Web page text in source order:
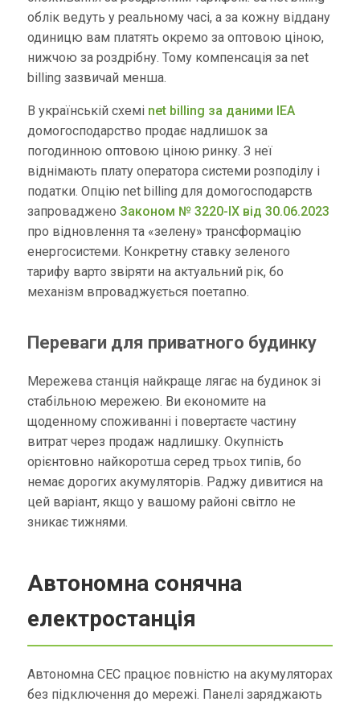
облік ведуть у реальному часі, а за кожну віддану
одиницю вам платять окремо за оптовою ціною,
нижчою за роздрібну. Тому компенсація за net
billing зазвичай менша.
В українській схемі net billing за даними IEA
домогосподарство продає надлишок за
погодинною оптовою ціною ринку. З неї
віднімають плату оператора системи розподілу і
податки. Опцію net billing для домогосподарств
запроваджено Законом № 3220-IX від 30.06.2023
про відновлення та «зелену» трансформацію
енергосистеми. Конкретну ставку зеленого
тарифу варто звіряти на актуальний рік, бо
механізм впроваджується поетапно.
Переваги для приватного будинку
Мережева станція найкраще лягає на будинок зі
стабільною мережею. Ви економите на
щоденному споживанні і повертаєте частину
витрат через продаж надлишку. Окупність
орієнтовно найкоротша серед трьох типів, бо
немає дорогих акумуляторів. Раджу дивитися на
цей варіант, якщо у вашому районі світло не
зникає тижнями.
Автономна сонячна
електростанція
Автономна СЕС працює повністю на акумуляторах
без підключення до мережі. Панелі заряджають